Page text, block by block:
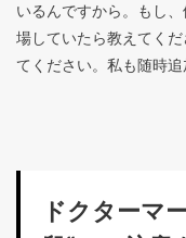
いるんですから。もし
場していたら教えてく
てください。私も随時
ドクターマ